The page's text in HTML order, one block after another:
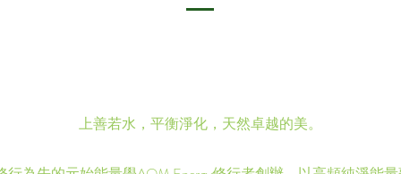
上善若水，平衡淨化，天然卓越的美。